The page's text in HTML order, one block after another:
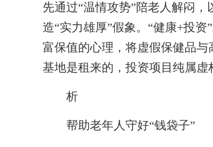
先通过“温情攻势”陪老人解闷
造“实力雄厚”假象。“健康+投
富保值的心理，将虚假保健品
基地是租来的，投资项目纯属虚
析
帮助老年人守好“钱袋子”